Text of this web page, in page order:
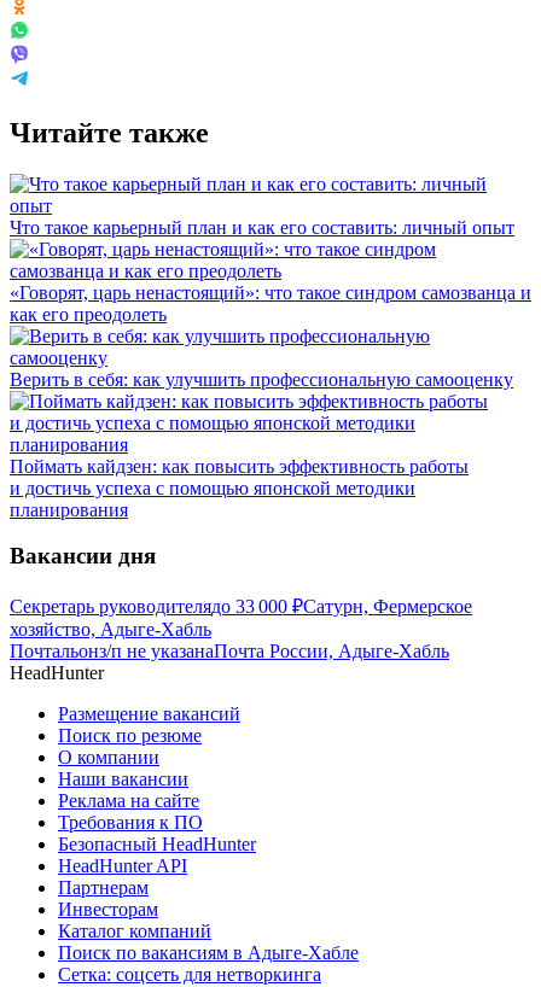
Читайте также
Что такое карьерный план и как его составить: личный опыт
«Говорят, царь ненастоящий»: что такое синдром самозванца и
как его преодолеть
Верить в себя: как улучшить профессиональную самооценку
Поймать кайдзен: как повысить эффективность работы
и достичь успеха с помощью японской методики
планирования
Вакансии дня
Секретарь руководителядо 33 000 ₽Сатурн, Фермерское
хозяйство, Адыге-Хабль
Почтальонз/п не указанаПочта России, Адыге-Хабль
HeadHunter
Размещение вакансий
Поиск по резюме
О компании
Наши вакансии
Реклама на сайте
Требования к ПО
Безопасный HeadHunter
HeadHunter API
Партнерам
Инвесторам
Каталог компаний
Поиск по вакансиям в Адыге-Хабле
Сетка: соцсеть для нетворкинга